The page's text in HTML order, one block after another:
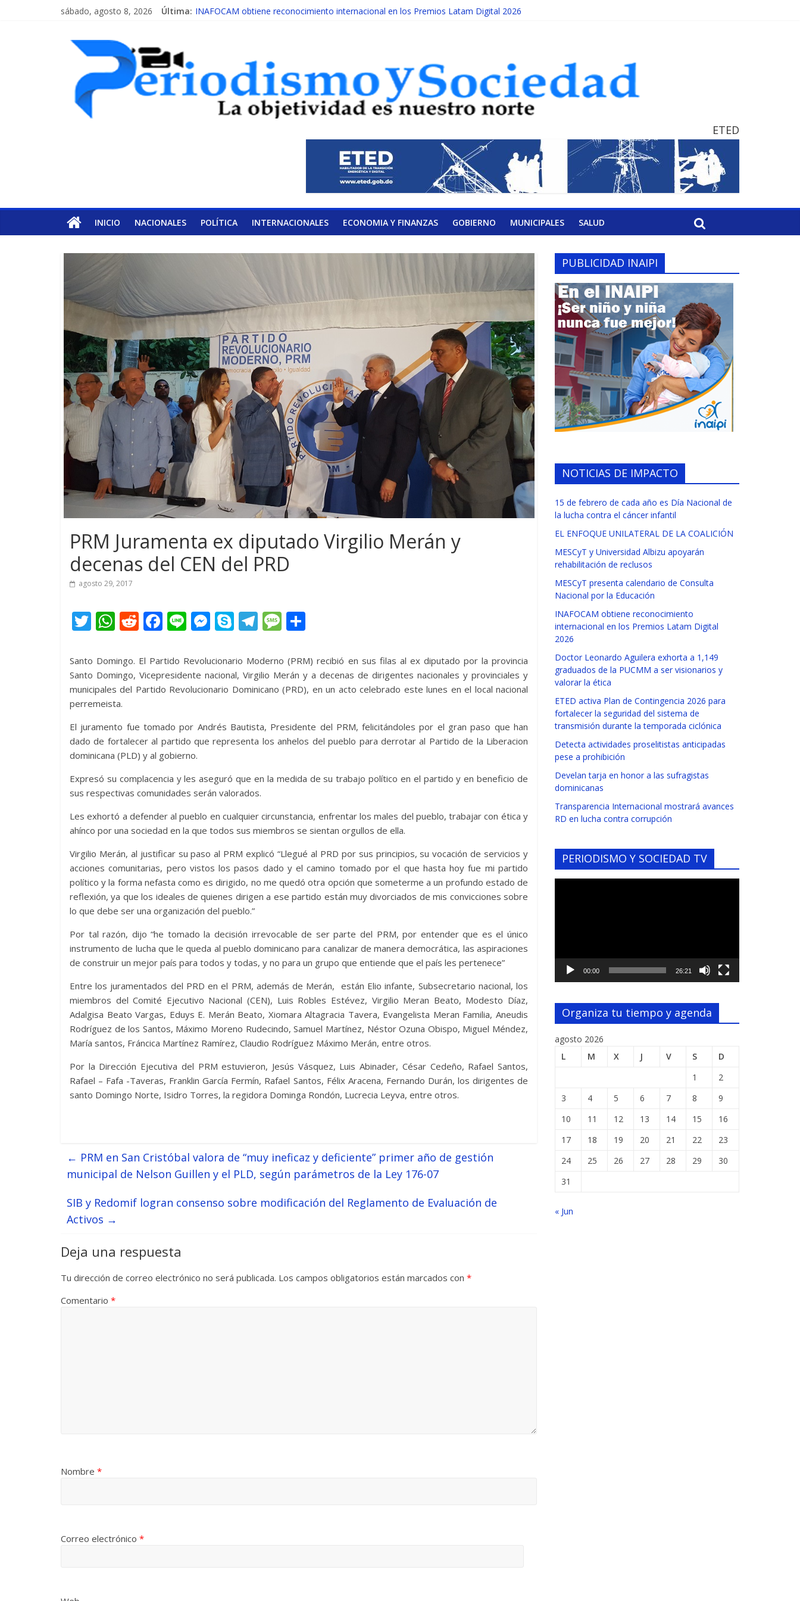
sábado, agosto 8, 2026 Última: INAFOCAM obtiene reconocimiento internacional en los Premios Latam Digital 2026
MESCyT presenta calendario de Consulta Nacional por la Educación
ETED
INICIO NACIONALES POLÍTICA INTERNACIONALES ECONOMIA Y FINANZAS GOBIERNO MUNICIPALES SALUD
PRM Juramenta ex diputado Virgilio Merán y
decenas del CEN del PRD
agosto 29, 2017
T
itt
er
W
at
s
A
p
R
d
di
t
F
e
b
o
k
Li
e
M
ss
e
n
er
S
y
p
e
T
e
gr
a
M
ss
a
g
m
p
ar
r
Santo Domingo. El Partido Revolucionario Moderno (PRM) recibió en sus filas al ex diputado por la provincia
Santo Domingo, Vicepresidente nacional, Virgilio Merán y a decenas de dirigentes nacionales y provinciales y
municipales del Partido Revolucionario Dominicano (PRD), en un acto celebrado este lunes en el local nacional
perremeista.
El juramento fue tomado por Andrés Bautista, Presidente del PRM, felicitándoles por el gran paso que han
dado de fortalecer al partido que representa los anhelos del pueblo para derrotar al Partido de la Liberacion
dominicana (PLD) y al gobierno.
Expresó su complacencia y les aseguró que en la medida de su trabajo político en el partido y en beneficio de
sus respectivas comunidades serán valorados.
Les exhortó a defender al pueblo en cualquier circunstancia, enfrentar los males del pueblo, trabajar con ética y
ahínco por una sociedad en la que todos sus miembros se sientan orgullos de ella.
Virgilio Merán, al justificar su paso al PRM explicó “Llegué al PRD por sus principios, su vocación de servicios y
acciones comunitarias, pero vistos los pasos dado y el camino tomado por el que hasta hoy fue mi partido
político y la forma nefasta como es dirigido, no me quedó otra opción que someterme a un profundo estado de
reflexión, ya que los ideales de quienes dirigen a ese partido están muy divorciados de mis convicciones sobre
lo que debe ser una organización del pueblo.”
Por tal razón, dijo “he tomado la decisión irrevocable de ser parte del PRM, por entender que es el único
instrumento de lucha que le queda al pueblo dominicano para canalizar de manera democrática, las aspiraciones
de construir un mejor país para todos y todas, y no para un grupo que entiende que el país les pertenece”
Entre los juramentados del PRD en el PRM, además de Merán, están Elio infante, Subsecretario nacional, los
miembros del Comité Ejecutivo Nacional (CEN), Luis Robles Estévez, Virgilio Meran Beato, Modesto Díaz,
Adalgisa Beato Vargas, Eduys E. Merán Beato, Xiomara Altagracia Tavera, Evangelista Meran Familia, Aneudis
Rodríguez de los Santos, Máximo Moreno Rudecindo, Samuel Martínez, Néstor Ozuna Obispo, Miguel Méndez,
María santos, Fráncica Martínez Ramírez, Claudio Rodríguez Máximo Merán, entre otros.
Por la Dirección Ejecutiva del PRM estuvieron, Jesús Vásquez, Luis Abinader, César Cedeño, Rafael Santos,
Rafael – Fafa -Taveras, Franklin García Fermín, Rafael Santos, Félix Aracena, Fernando Durán, los dirigentes de
santo Domingo Norte, Isidro Torres, la regidora Dominga Rondón, Lucrecia Leyva, entre otros.
← PRM en San Cristóbal valora de “muy ineficaz y deficiente” primer año de gestión
municipal de Nelson Guillen y el PLD, según parámetros de la Ley 176-07
SIB y Redomif logran consenso sobre modificación del Reglamento de Evaluación de
Activos →
Deja una respuesta
Tu dirección de correo electrónico no será publicada. Los campos obligatorios están marcados con *
Comentario *
Nombre *
Correo electrónico *
PUBLICIDAD INAIPI
NOTICIAS DE IMPACTO
15 de febrero de cada año es Día Nacional de
la lucha contra el cáncer infantil
EL ENFOQUE UNILATERAL DE LA COALICIÓN
MESCyT y Universidad Albizu apoyarán
rehabilitación de reclusos
MESCyT presenta calendario de Consulta
Nacional por la Educación
INAFOCAM obtiene reconocimiento
internacional en los Premios Latam Digital
2026
Doctor Leonardo Aguilera exhorta a 1,149
graduados de la PUCMM a ser visionarios y
valorar la ética
ETED activa Plan de Contingencia 2026 para
fortalecer la seguridad del sistema de
transmisión durante la temporada ciclónica
Detecta actividades proselitistas anticipadas
pese a prohibición
Develan tarja en honor a las sufragistas
dominicanas
Transparencia Internacional mostrará avances
RD en lucha contra corrupción
PERIODISMO Y SOCIEDAD TV
00:00 26:21
Organiza tu tiempo y agenda
agosto 2026
L
M X J V S
D
1
2
3
4 5 6 7 8
9
10
11 12 13 14 15
16
17
18 19 20 21 22
23
24
25 26 27 28 29
30
31
« Jun